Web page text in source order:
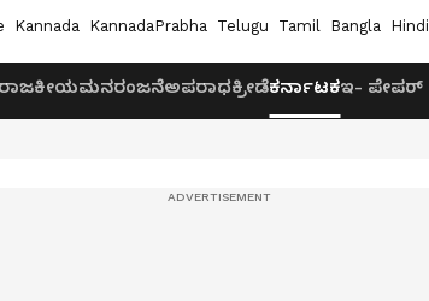
Kannada KannadaPrabha Telugu Tamil Bangla Hindi
ರಾಜಕೀಯಮನರಂಜನೆಅಪರಾಧಕ್ರೀಡೆಕರ್ನಾಟಕಇ- ಪೇಪರ್